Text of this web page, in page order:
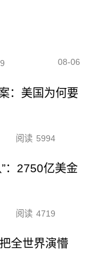
08-06
：美国为何要
阅读 5994
：2750亿美金
阅读 4719
全世界演懵